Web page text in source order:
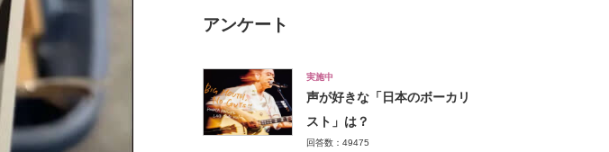
アンケート
実施中
声が好きな「日本のボーカリ
スト」は？
回答数：49475